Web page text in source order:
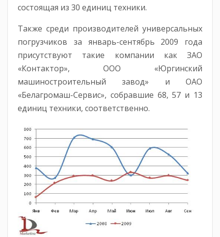
состоящая из 30 единиц техники.
Также среди производителей универсальных
погрузчиков за январь-сентябрь 2009 года
присутствуют такие компании как ЗАО
«Контактор», ООО «Юргинский
машиностроительный завод» и ОАО
«Белагромаш-Сервис», собравшие 68, 57 и 13
единиц техники, соответственно.